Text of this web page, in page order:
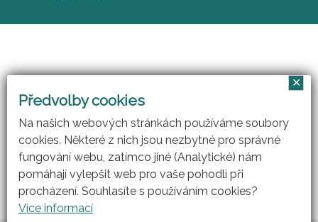
(CZ.1.07/1.3.00/51.0007)
Předvolby cookies
Na našich webových stránkách používáme soubory
cookies. Některé z nich jsou nezbytné pro správné
fungování webu, zatímco jiné (Analytické) nám
pomáhají vylepšit web pro vaše pohodlí při
procházení. Souhlasíte s používáním cookies?
Více informací
✕